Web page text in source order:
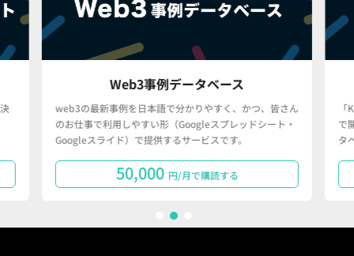
Web3事例データベース
web3の最新事例を日本語で分かりやすく、かつ、皆さん
のお仕事で利用しやすい形（Googleスプレッドシート・
Googleスライド）で提供するサービスです。
50,000 円/月で購読する
で
タ